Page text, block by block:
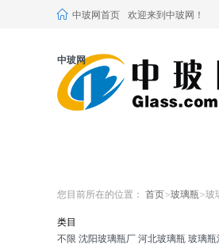
中玻网首页 欢迎来到中玻网！
中玻网
您目前所在的位置： 首页>玻璃瓶>玻
类目
不限 沈阳玻璃瓶厂 河北玻璃瓶 玻璃瓶